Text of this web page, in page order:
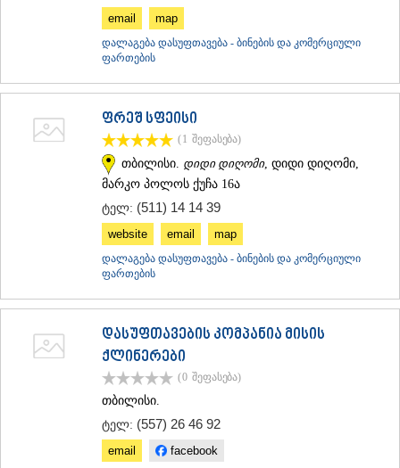
ᲗᲔᲗᲠᲘᲬᲧᲐᲠᲝ
ᲨᲘᲓᲐ ᲥᲐᲠᲗᲚᲘ
ᲙᲐᲡᲞᲘ
ᲥᲐᲠᲔᲚᲘ
email map
დალაგება დასუფთავება - ბინების და კომერციული
ფართების
ფრეშ სფეისი
(1 შეფასება)
თბილისი. დიდი დიღომი, დიდი დიღომი,
მარკო პოლოს ქუჩა 16ა
ტელ: (511) 14 14 39
website email map
დალაგება დასუფთავება - ბინების და კომერციული
ფართების
დასუფთავების კომპანია მისის
ქლინერები
(0 შეფასება)
თბილისი.
ტელ: (557) 26 46 92
email facebook